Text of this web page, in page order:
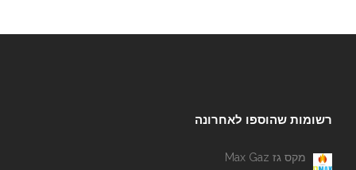
רשומות שהוספו לאחרונה
מקס גז Max Gaz